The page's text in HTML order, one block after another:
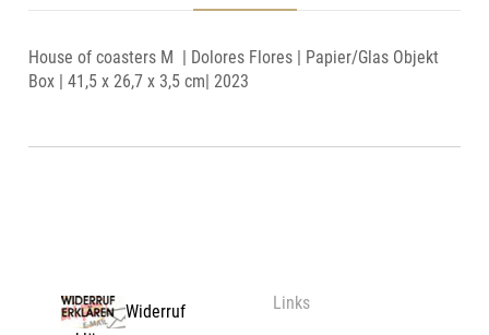
House of coasters M | Dolores Flores | Papier/Glas Objekt
Box | 41,5 x 26,7 x 3,5 cm| 2023
Widerruf
Links